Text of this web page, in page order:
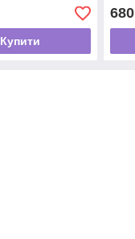
Купити
680